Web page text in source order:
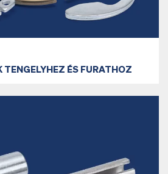
TENGELYHEZ ÉS FURATHOZ